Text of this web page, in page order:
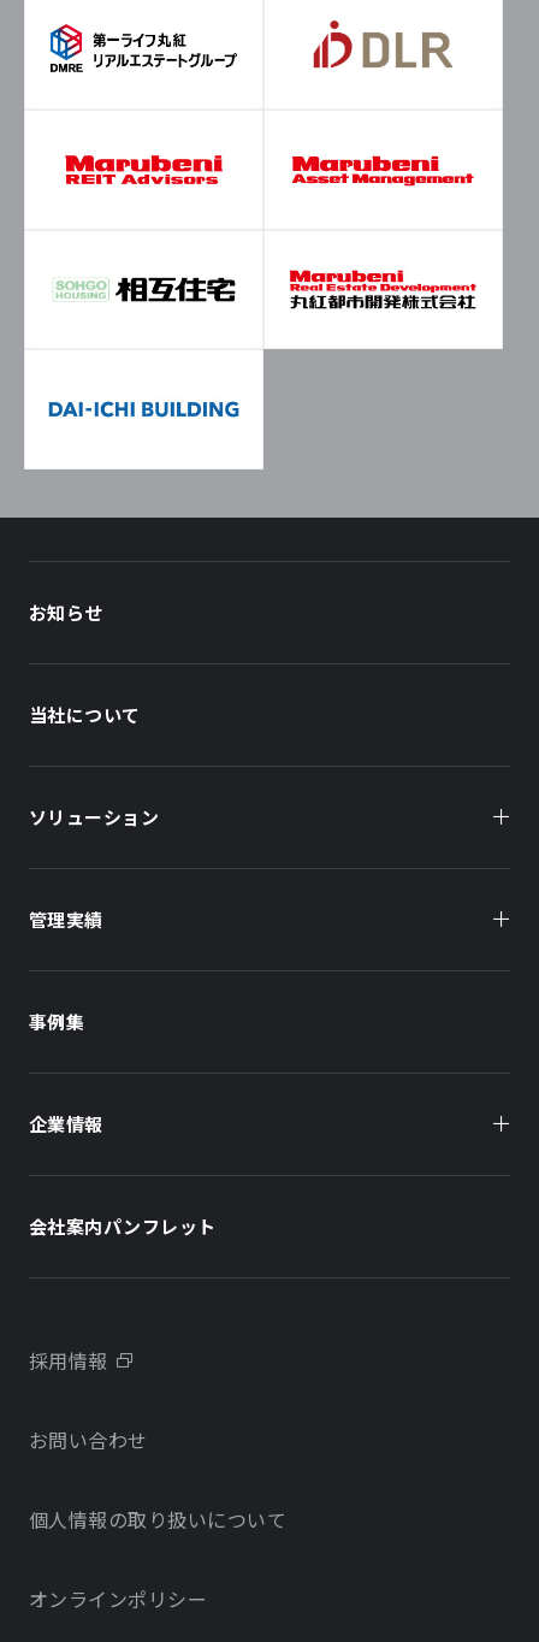
お知らせ
当社について
ソリューション
オーナー様向け
オフィスビル
住まい（社宅・賃貸住宅）
学校・教育施設
不動産開発をご検討の方へ
物件をお探しの方向け
オフィス・店舗をお探しの方へ
管理実績
住まい（賃貸住宅）
事例集
企業情報
会社案内パンフレット
採用情報
お問い合わせ
個人情報の取り扱いについて
オンラインポリシー